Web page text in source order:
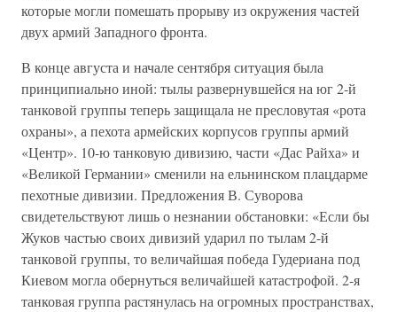
которые могли помешать прорыву из окружения частей
двух армий Западного фронта.
В конце августа и начале сентября ситуация была
принципиально иной: тылы развернувшейся на юг 2-й
танковой группы теперь защищала не пресловутая «рота
охраны», а пехота армейских корпусов группы армий
«Центр». 10-ю танковую дивизию, части «Дас Райха» и
«Великой Германии» сменили на ельнинском плацдарме
пехотные дивизии. Предложения В. Суворова
свидетельствуют лишь о незнании обстановки: «Если бы
Жуков частью своих дивизий ударил по тылам 2-й
танковой группы, то величайшая победа Гудериана под
Киевом могла обернуться величайшей катастрофой. 2-я
танковая группа растянулась на огромных пространствах,